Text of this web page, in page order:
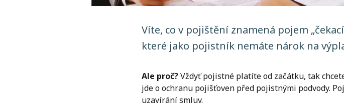
Víte, co v pojištění znamená pojem
které jako pojistník nemáte nárok na
Ale proč?Vždyť pojistné platíte od začátku, tak
jde o ochranu pojišťoven před pojistnými podvody.
uzavírání smluv.